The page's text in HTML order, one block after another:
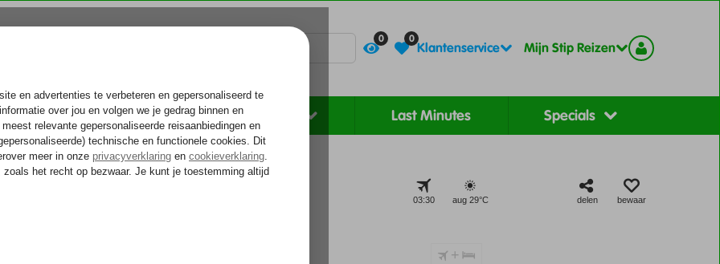
0 0
Klantenservice Mijn Stip Reizen
Rondreizen Zonvakantie Last Minutes Specials
Voelt als thuiskomen...
03:30 aug 29°C delen bewaar
+